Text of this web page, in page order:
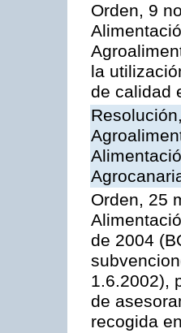
Orden, 9
la
de calidad
Orden, 25
de 2004
1.6.2002),
de
recogida